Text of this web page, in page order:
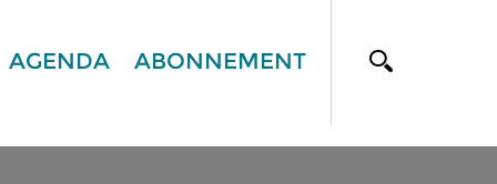
AGENDA ABONNEMENT